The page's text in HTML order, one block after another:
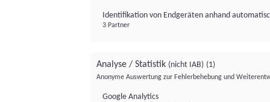
Identifikation von Endgeräten anhand
3 Partner
Analyse / Statistik (nicht IAB) (1)
Anonyme Auswertung zur Fehlerbehebung und
Google Analytics